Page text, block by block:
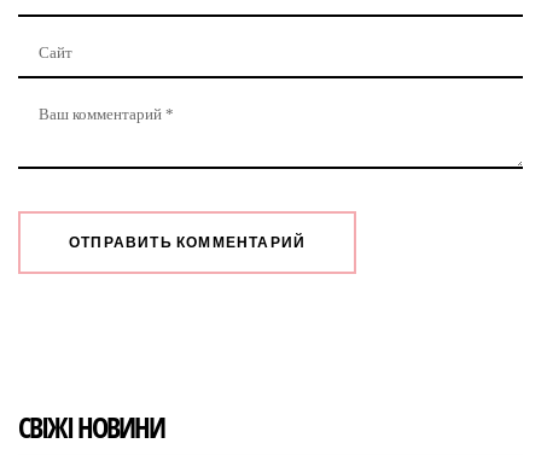
СВІЖІ НОВИНИ